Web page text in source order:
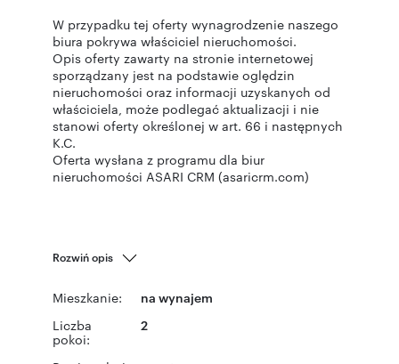
W przypadku tej oferty wynagrodzenie naszego
biura pokrywa właściciel nieruchomości.
Opis oferty zawarty na stronie internetowej
sporządzany jest na podstawie oględzin
nieruchomości oraz informacji uzyskanych od
właściciela, może podlegać aktualizacji i nie
stanowi oferty określonej w art. 66 i następnych
K.C.
Oferta wysłana z programu dla biur
nieruchomości ASARI CRM (asaricrm.com)
Rozwiń opis
Mieszkanie: na wynajem
Liczba
pokoi:
2